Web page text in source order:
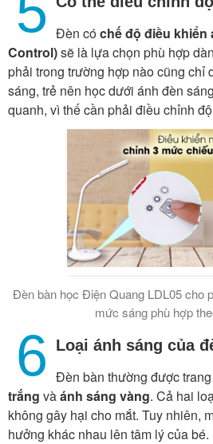
Đèn cóchế độ điều khiển
Control)sẽ là lựa chọn phù hợp
phải trong trường hợp nào cũng chỉ
sáng, trẻ nên học dưới ánh đèn
quanh, vì thế cần phải điều chỉnh
Đèn bàn học Điện Quang LDL05 cho
mức sáng phù hợp
6 Loại ánh sáng của
Đèn bàn thường được
trắng vàánh sáng vàng. Cả hai
không gây hại cho mắt. Tuy nhiên,
hưởng khác nhau lên tâm lý của bé.